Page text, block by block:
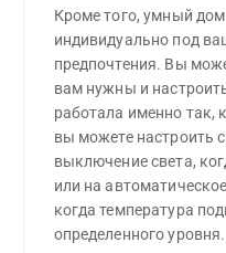
Кроме того, умный
индивидуально под
предпочтения. Вы
вам нужны и
работала именно так,
вы можете настроить
выключение света,
или на
когда температура
определенного уровня.